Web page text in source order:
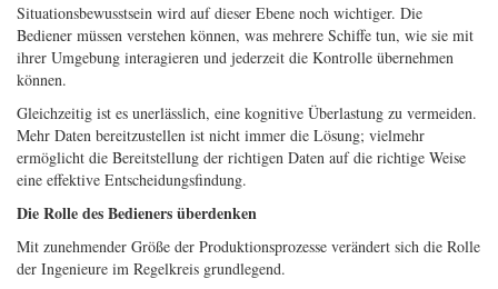
Situationsbewusstsein wird auf dieser Ebene noch wichtiger. Die
Bediener müssen verstehen können, was mehrere Schiffe tun, wie sie mit
ihrer Umgebung interagieren und jederzeit die Kontrolle übernehmen
können.
Gleichzeitig ist es unerlässlich, eine kognitive Überlastung zu vermeiden.
Mehr Daten bereitzustellen ist nicht immer die Lösung; vielmehr
ermöglicht die Bereitstellung der richtigen Daten auf die richtige Weise
eine effektive Entscheidungsfindung.
Die Rolle des Bedieners überdenken
Mit zunehmender Größe der Produktionsprozesse verändert sich die Rolle
der Ingenieure im Regelkreis grundlegend.